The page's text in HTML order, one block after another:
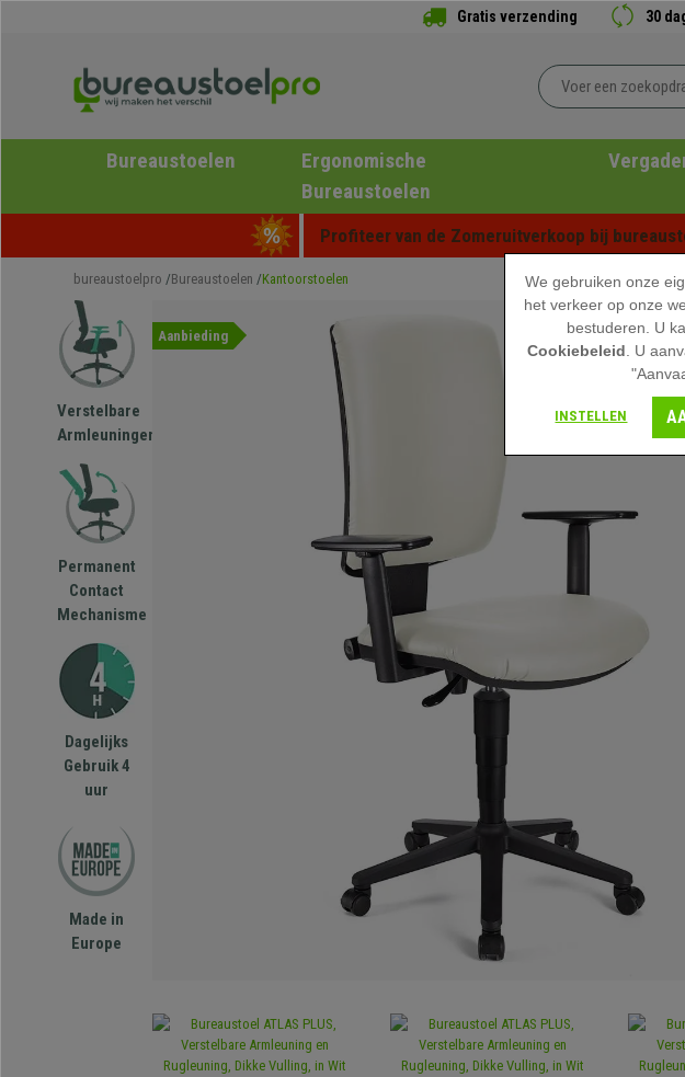
Gratis verzending 30
Bureaustoelen
Ergonomische
Bureaustoelen
Profiteer van de Zomeruitverkoop bij
bureaustoelpro Bureaustoelen Kantoorstoelen
Verstelbare
Armleuningen
Permanent
Contact
Mechanisme
Dagelijks
Gebruik 4
uur
Made in
Europe
Aanbieding
We gebruiken onze
het verkeer op onze
bestuderen. U
Cookiebeleid . U
INSTELLEN